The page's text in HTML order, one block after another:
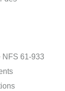
NFS 61-933